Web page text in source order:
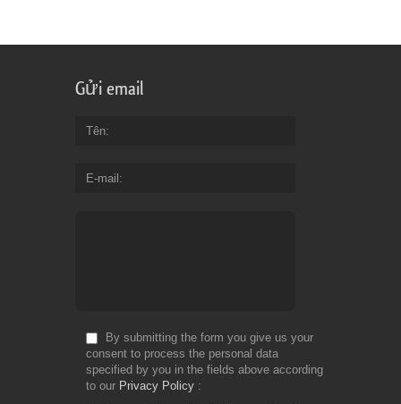
Gửi email
Tên
E-mail
By submitting the form you give us your
consent to process the personal data
specified by you in the fields above according
to our Privacy Policy